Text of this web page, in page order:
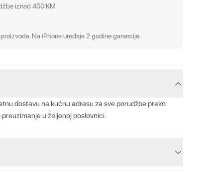
iznad 400 KM
Na iPhone uređaje 2 godine garancije.
dostavu na kućnu adresu za sve porudžbe preko
u željenoj poslovnici.